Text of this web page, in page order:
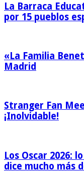
La Barraca
por 15 pueblos
«La Familia
Madrid
Stranger Fan
¡Inolvidable!
Los Oscar 2026:
dice mucho más